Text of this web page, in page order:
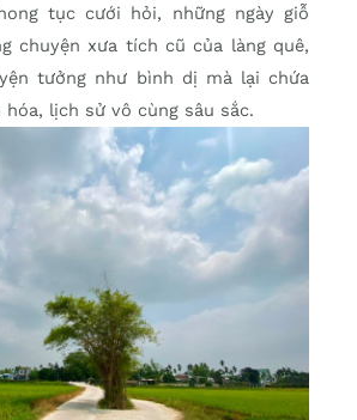
tục cưới hỏi, những ngày giỗ
chuyện xưa tích cũ của làng quê,
tưởng như bình dị mà lại chứa
lịch sử vô cùng sâu sắc.